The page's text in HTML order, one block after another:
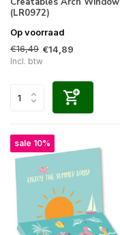
(LR0972)
Op voorraad
€16,49 €14,89
Incl. btw
sale 10%